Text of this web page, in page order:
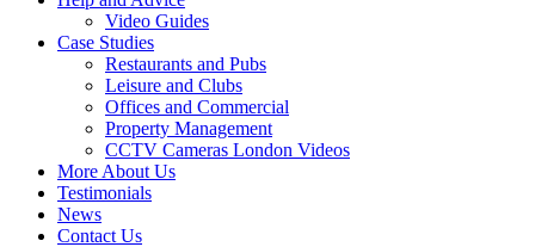
Video Guides
Case Studies
Restaurants and Pubs
Leisure and Clubs
Offices and Commercial
Property Management
CCTV Cameras London Videos
More About Us
Testimonials
News
Contact Us